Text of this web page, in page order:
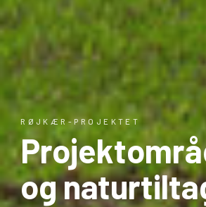
RØJKÆR-PROJEKTET
og